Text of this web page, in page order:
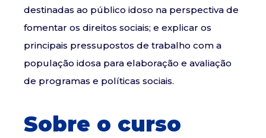
destinadas ao público idoso na perspectiva de
fomentar os direitos sociais; e explicar os
principais pressupostos de trabalho com a
população idosa para elaboração e avaliação
de programas e políticas sociais.
Sobre o curso